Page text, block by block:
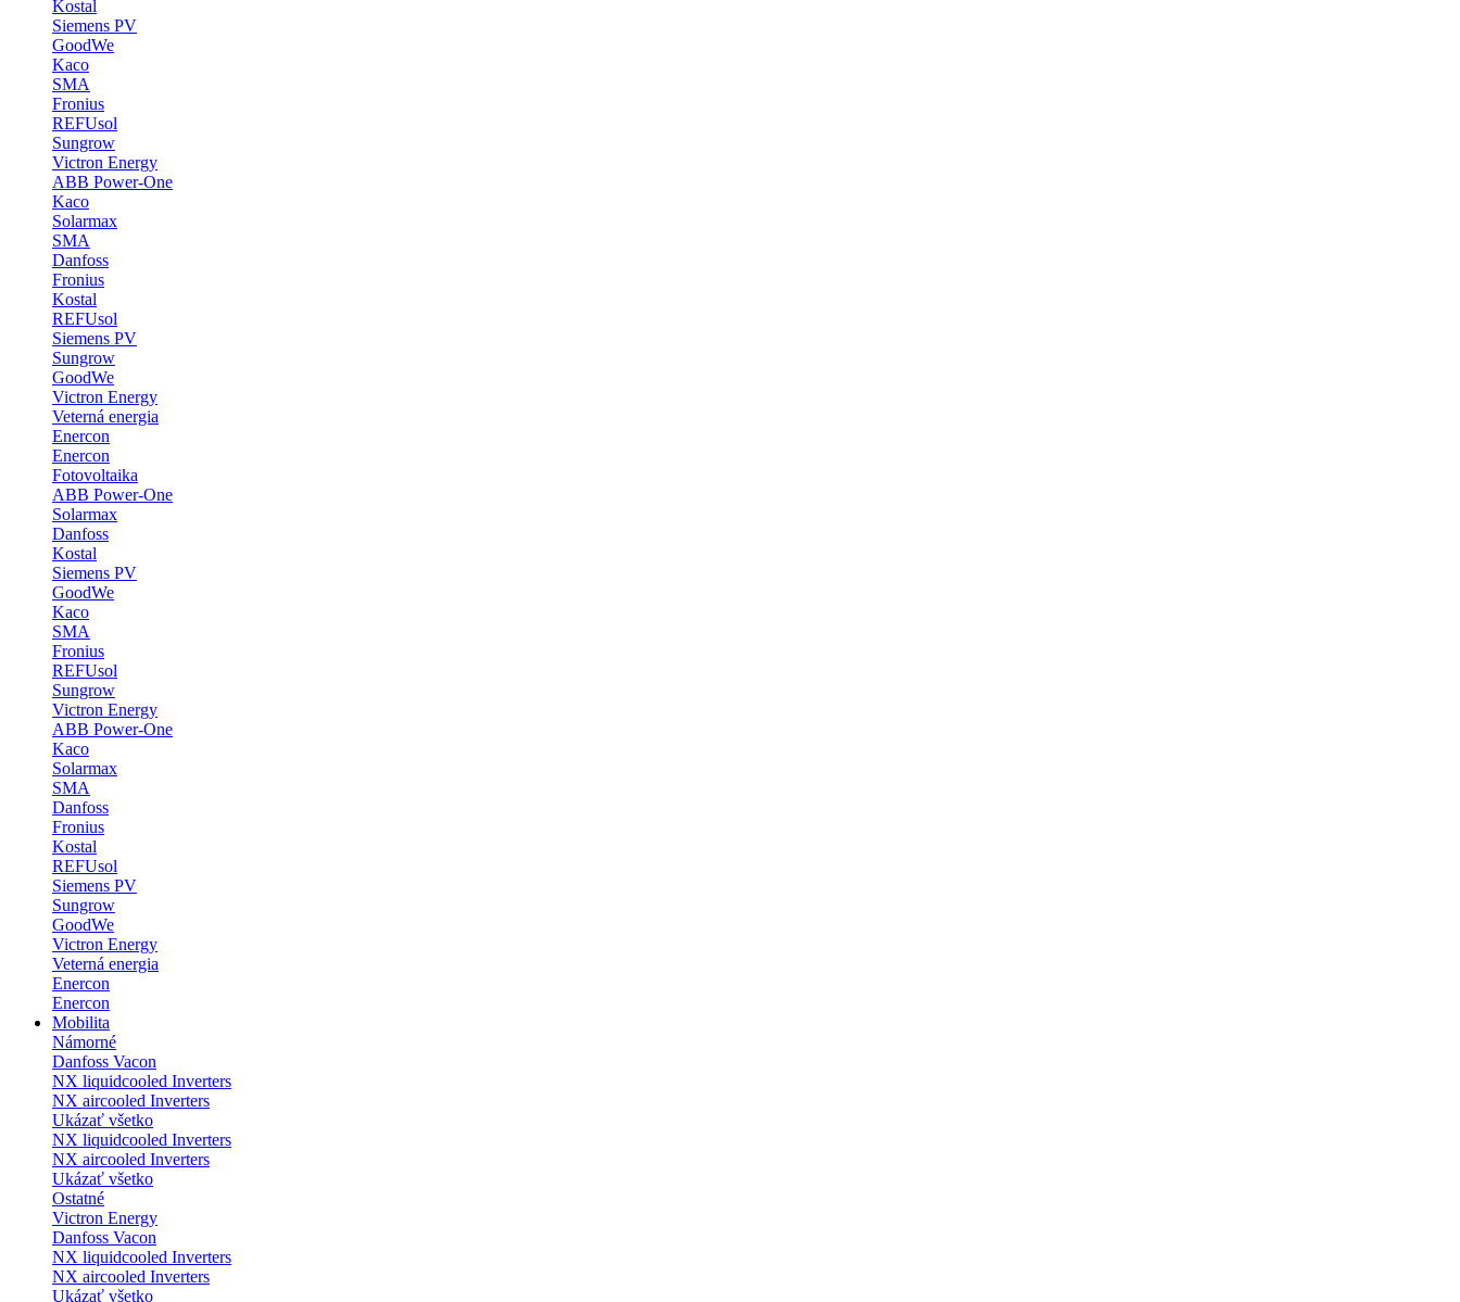
Kostal
Siemens PV
GoodWe
Kaco
SMA
Fronius
REFUsol
Sungrow
Victron Energy
ABB Power-One
Kaco
Solarmax
SMA
Danfoss
Fronius
Kostal
REFUsol
Siemens PV
Sungrow
GoodWe
Victron Energy
Veterná energia
Enercon
Enercon
Fotovoltaika
ABB Power-One
Solarmax
Danfoss
Kostal
Siemens PV
GoodWe
Kaco
SMA
Fronius
REFUsol
Sungrow
Victron Energy
ABB Power-One
Kaco
Solarmax
SMA
Danfoss
Fronius
Kostal
REFUsol
Siemens PV
Sungrow
GoodWe
Victron Energy
Veterná energia
Enercon
Enercon
Mobilita
Námorné
Danfoss Vacon
NX liquidcooled Inverters
NX aircooled Inverters
Ukázať všetko
NX liquidcooled Inverters
NX aircooled Inverters
Ukázať všetko
Ostatné
Victron Energy
Danfoss Vacon
NX liquidcooled Inverters
NX aircooled Inverters
Ukázať všetko